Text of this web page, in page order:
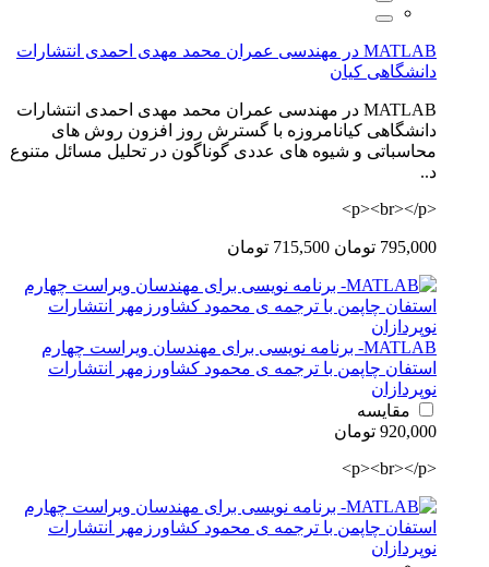
MATLAB در مهندسی عمران محمد مهدی احمدی انتشارات
دانشگاهی کیان
MATLAB در مهندسی عمران محمد مهدی احمدی انتشارات
دانشگاهی کیانامروزه با گسترش روز افزون روش های
محاسباتی و شیوه های عددی گوناگون در تحلیل مسائل متنوع
د..
<p><br></p>
795,000 تومان 715,500 تومان
MATLAB- برنامه نویسی برای مهندسان ویراست چهارم
استفان چاپمن با ترجمه ی محمود کشاورزمهر انتشارات
نوپردازان
مقایسه
920,000 تومان
<p><br></p>